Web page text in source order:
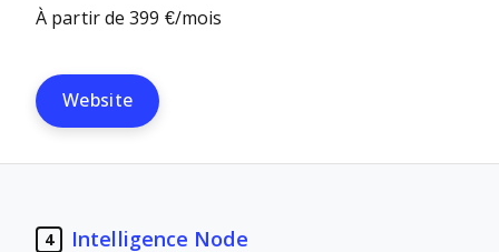
À partir de 399 €/mois
Website
4 Intelligence Node